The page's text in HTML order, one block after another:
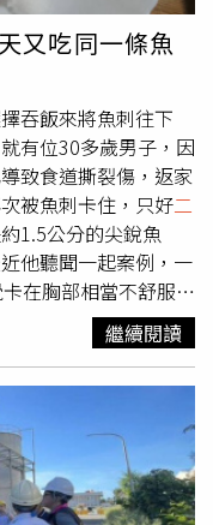
分挽救值（DRS）及
次），守備評價獲得
成21。隨著交易截
定讓渡程序，若有球
合約；若順利通過讓
下一步動向。
又吃同一條魚
吞飯來將魚刺往下
有位30多歲男子，因
致食道撕裂傷，返家
被魚刺卡住，只好二
1.5公分的尖銳魚
他聽聞一起案例，一
在胸部相當不舒服，
將卡在食道的魚刺取
人員也提醒該男子，
免傷口擴大。錢政弘
子又到急診報到，原
為該男子照了胃鏡
公分、非常尖銳，
言，因為覺得那條魚
繼續閱讀